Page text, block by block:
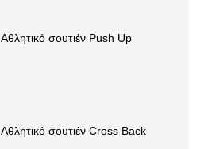
Αθλητικό σουτιέν Push Up
Αθλητικό σουτιέν Cross Back